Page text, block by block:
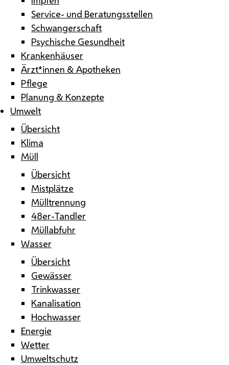
Service- und Beratungsstellen
Schwangerschaft
Psychische Gesundheit
Krankenhäuser
Ärzt*innen & Apotheken
Pflege
Planung & Konzepte
Umwelt
Übersicht
Klima
Müll
Übersicht
Mistplätze
Mülltrennung
48er-Tandler
Müllabfuhr
Wasser
Übersicht
Gewässer
Trinkwasser
Kanalisation
Hochwasser
Energie
Wetter
Umweltschutz